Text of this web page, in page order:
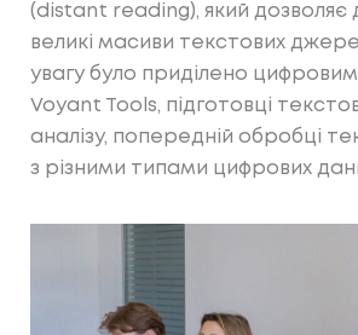
(distant reading), який дозволяє
великі масиви текстових
увагу було приділено
Voyant Tools, підготовці
аналізу, попередній обробці
з різними типами цифрових